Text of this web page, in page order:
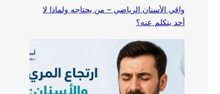
واقي الأسنان الرياضي – من يحتاجه ولماذا لا
أحد يتكلم عنه؟